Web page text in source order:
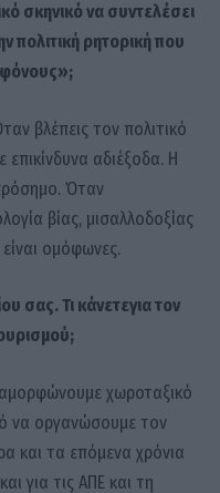
σκηνικό να συντελέσει
πολιτική ρητορική που
βλέπεις τον πολιτικό
αδιέξοδα. Η
Όταν
βίας, μισαλλοδοξίας
ομόφωνες.
σας. Τι κάνετεγια τον
χωροταξικό
να οργανώσουμε τον
και τα επόμενα χρόνια
για τις ΑΠΕ και τη